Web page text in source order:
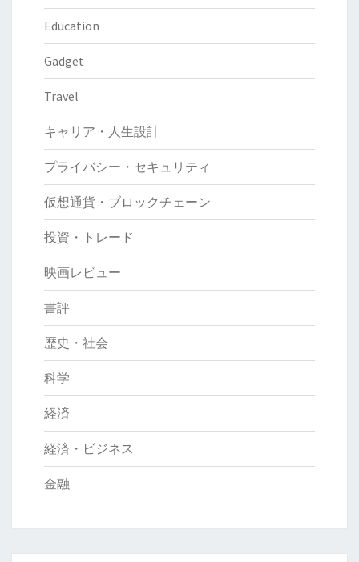
Education
Gadget
Travel
キャリア・人生設計
プライバシー・セキュリティ
仮想通貨・ブロックチェーン
投資・トレード
映画レビュー
書評
歴史・社会
科学
経済
経済・ビジネス
金融